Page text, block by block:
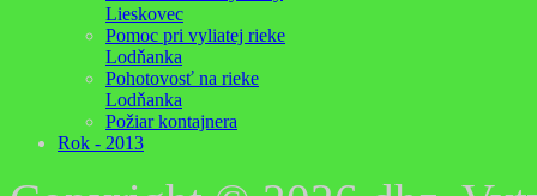
Lieskovec
Pomoc pri vyliatej rieke
Lodňanka
Pohotovosť na rieke
Lodňanka
Požiar kontajnera
Rok - 2013